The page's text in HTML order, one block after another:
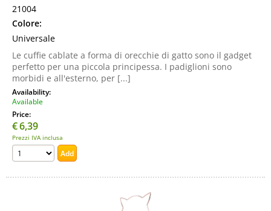
21004
Colore:
Universale
Le cuffie cablate a forma di orecchie di gatto sono il gadget
perfetto per una piccola principessa. I padiglioni sono
morbidi e all'esterno, per [...]
Availability:
Available
Price:
€6,39
Prezzi IVA inclusa